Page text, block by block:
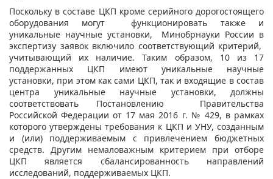
Поскольку в составе ЦКП кроме серийного дорогостоящего
оборудования могут функционировать также и
уникальные научные установки, Минобрнауки России в
экспертизу заявок включило соответствующий критерий,
учитывающий их наличие. Таким образом, 10 из 17
поддержанных ЦКП имеют уникальные научные
установки, при этом как сами ЦКП, так и входящие в состав
центра уникальные научные установки, должны
соответствовать Постановлению Правительства
Российской Федерации от 17 мая 2016 г. № 429, в рамках
которого утверждены требования к ЦКП и УНУ, созданным
и (или) поддерживаемым с привлечением бюджетных
средств. Другим немаловажным критерием при отборе
ЦКП является сбалансированность направлений
исследований, поддерживаемых ЦКП.